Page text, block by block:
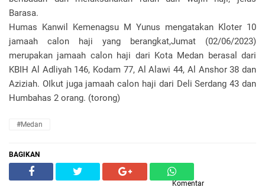
Barasa.
Humas Kanwil Kemenagsu M Yunus mengatakan Kloter 10
jamaah calon haji yang berangkat,Jumat (02/06/2023)
merupakan jamaah calon haji dari Kota Medan berasal dari
KBIH Al Adliyah 146, Kodam 77, Al Alawi 44, Al Anshor 38 dan
Aziziah. OIkut juga jamaah calon haji dari Deli Serdang 43 dan
Humbahas 2 orang. (torong)
#Medan
BAGIKAN
Komentar